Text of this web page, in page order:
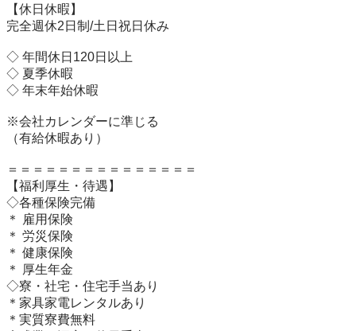
【休日休暇】
完全週休2日制/土日祝日休み
◇ 年間休日120日以上
◇ 夏季休暇
◇ 年末年始休暇
※会社カレンダーに準じる
（有給休暇あり）
＝＝＝＝＝＝＝＝＝＝＝＝＝＝＝
【福利厚生・待遇】
◇各種保険完備
＊ 雇用保険
＊ 労災保険
＊ 健康保険
＊ 厚生年金
◇寮・社宅・住宅手当あり
＊家具家電レンタルあり
＊実質寮費無料